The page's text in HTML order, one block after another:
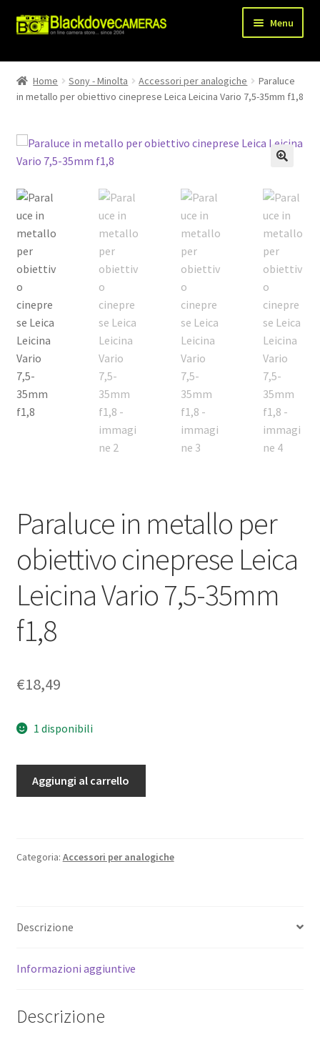
Vai
alla
Vai
al
Menu
Chi siamo
Shop
Espandi
child
Spedizioni
Recesso
Privacy Policy
Blog
Home Sony - Minolta Accessori per analogiche
Paraluce
in metallo per obiettivo cineprese Leica Leicina Vario 7,5-35mm f1,8
Paraluce in metallo per
obiettivo cineprese Leica
Leicina Vario 7,5-35mm
f1,8
€18,49
1 disponibili
cineprese
7,5-
f1,8
Aggiungi al carrello
Categoria: Accessori per analogiche
Descrizione
Informazioni aggiuntive
Descrizione